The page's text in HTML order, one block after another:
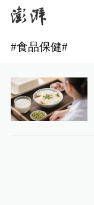
#食品保健#